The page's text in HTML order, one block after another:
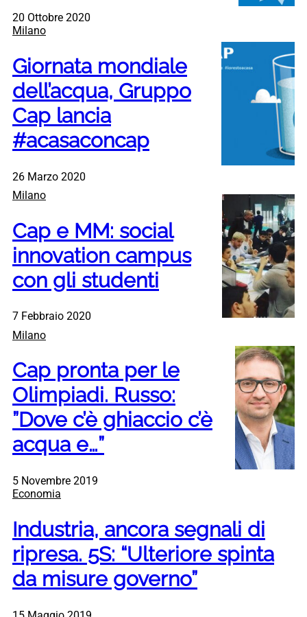
20 Ottobre 2020
Milano
Giornata mondiale
dell’acqua, Gruppo
Cap lancia
#acasaconcap
26 Marzo 2020
Milano
Cap e MM: social
innovation campus
con gli studenti
7 Febbraio 2020
Milano
Cap pronta per le
Olimpiadi. Russo:
”Dove c’è ghiaccio c’è
acqua e…”
5 Novembre 2019
Economia
Industria, ancora segnali di
ripresa. 5S: “Ulteriore spinta
da misure governo”